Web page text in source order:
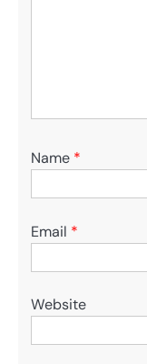
Name *
Email *
Website